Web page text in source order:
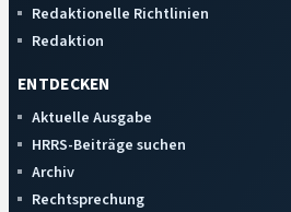
Redaktionelle Richtlinien
Redaktion
ENTDECKEN
Aktuelle Ausgabe
HRRS-Beiträge suchen
Archiv
Rechtsprechung